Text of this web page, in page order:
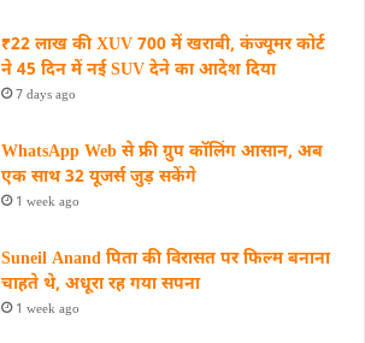
₹22 लाख की XUV 700 में खराबी, कंज्यूमर कोर्ट
ने 45 दिन में नई SUV देने का आदेश दिया
7 days ago
WhatsApp Web से फ्री ग्रुप कॉलिंग आसान, अब
एक साथ 32 यूजर्स जुड़ सकेंगे
1 week ago
Suneil Anand पिता की विरासत पर फिल्म बनाना
चाहते थे, अधूरा रह गया सपना
1 week ago